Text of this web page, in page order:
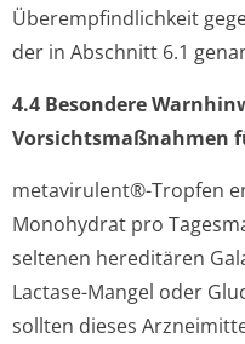
Überempfindlichkeit
der in Abschnitt 6.1
4.4 Besondere
Vorsichtsmaßnahmen
metavirulent®-Tropfen
Monohydrat pro
seltenen hereditären
Lactase-Mangel oder
sollten dieses